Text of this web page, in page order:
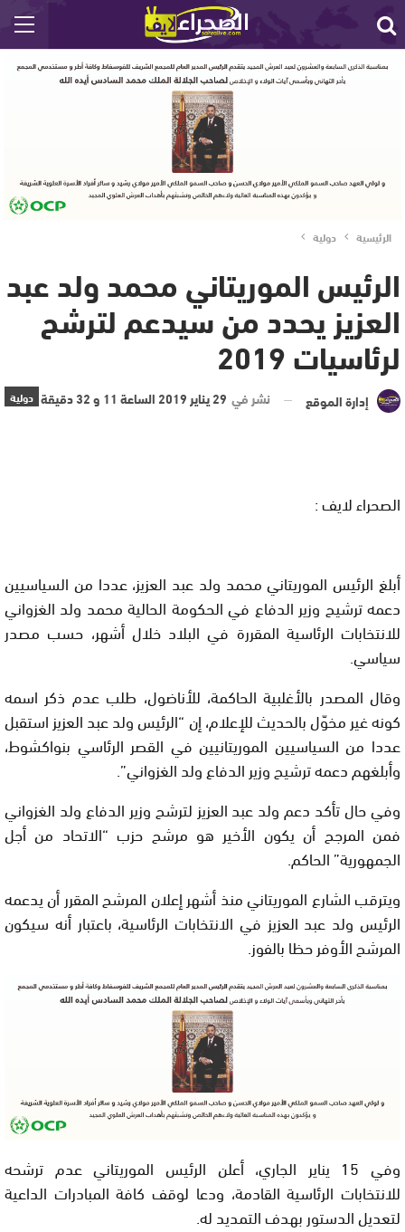
الرئيسية دولية
الرئيس الموريتاني محمد ولد عبد
العزيز يحدد من سيدعم لترشح
لرئاسيات 2019‎
دولية إدارة الموقع نشر في 29 يناير 2019 الساعة 11 و 32 دقيقة
الصحراء لايف :
أبلغ الرئيس الموريتاني محمد ولد عبد العزيز، عددا من السياسيين
دعمه ترشيح وزير الدفاع في الحكومة الحالية محمد ولد الغزواني
للانتخابات الرئاسية المقررة في البلاد خلال أشهر، حسب مصدر
سياسي.
وقال المصدر بالأغلبية الحاكمة، للأناضول، طلب عدم ذكر اسمه
كونه غير مخوّل بالحديث للإعلام، إن “الرئيس ولد عبد العزيز استقبل
عددا من السياسيين الموريتانيين في القصر الرئاسي بنواكشوط،
وأبلغهم دعمه ترشيح وزير الدفاع ولد الغزواني”.
وفي حال تأكد دعم ولد عبد العزيز لترشح وزير الدفاع ولد الغزواني
فمن المرجح أن يكون الأخير هو مرشح حزب “الاتحاد من أجل
الجمهورية” الحاكم.
ويترقب الشارع الموريتاني منذ أشهر إعلان المرشح المقرر أن يدعمه
الرئيس ولد عبد العزيز في الانتخابات الرئاسية، باعتبار أنه سيكون
المرشح الأوفر حظا بالفوز.
وفي 15 يناير الجاري، أعلن الرئيس الموريتاني عدم ترشحه
للانتخابات الرئاسية القادمة، ودعا لوقف كافة المبادرات الداعية
لتعديل الدستور بهدف التمديد له.